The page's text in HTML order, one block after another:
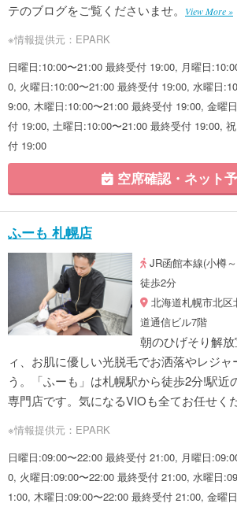
テのブログをご覧くださいませ。
View More »
※情報提供元：EPARK
日曜日:10:00〜21:00 最終受付 19:00, 月曜日
0, 火曜日:10:00〜21:00 最終受付 19:00, 水曜日
9:00, 木曜日:10:00〜21:00 最終受付 19:00, 金曜
付 19:00, 土曜日:10:00〜21:00 最終受付 19:00,
付 19:00
空席確認・ネット
ふーも 札幌店
JR函館本線(小樽
徒歩2分
北海道札幌市北区
道通信ビル7階
朝のひげそり解
ィ、お肌に優しい光脱毛でお洒落やレジ
う。「ふーも」は札幌駅から徒歩2分!駅近
専門店です。気になるVIOも全てお任せく
※情報提供元：EPARK
日曜日:09:00〜22:00 最終受付 21:00, 月曜日
0, 火曜日:09:00〜22:00 最終受付 21:00, 水曜日
1:00, 木曜日:09:00〜22:00 最終受付 21:00, 金曜